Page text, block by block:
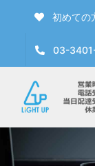
初めての
03-